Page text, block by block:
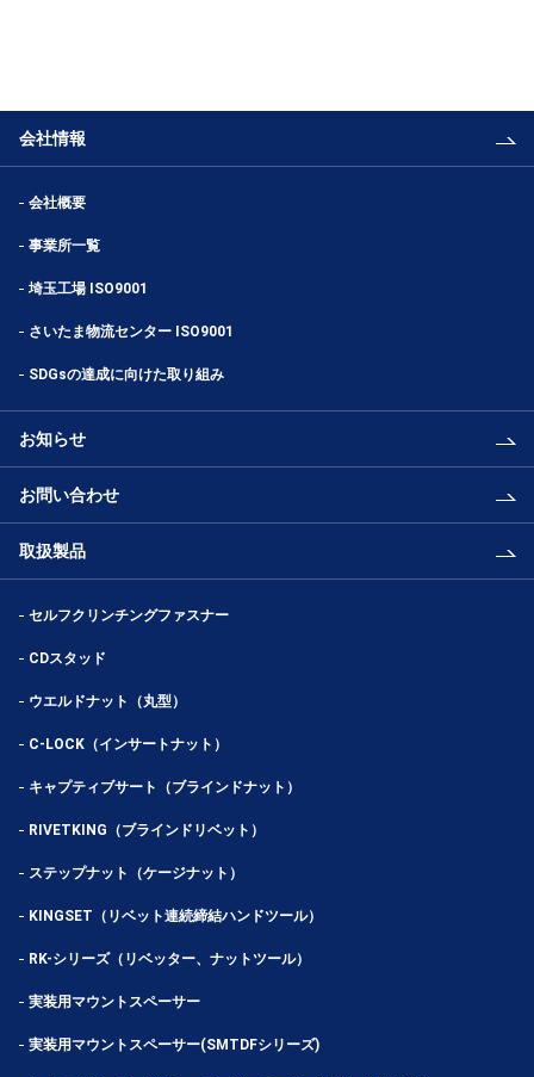
会社情報
会社概要
事業所一覧
埼玉工場 ISO9001
さいたま物流センター ISO9001
SDGsの達成に向けた取り組み
お知らせ
お問い合わせ
取扱製品
セルフクリンチングファスナー
CDスタッド
ウエルドナット（丸型）
C-LOCK（インサートナット）
キャプティブサート（ブラインドナット）
RIVETKING（ブラインドリベット）
ステップナット（ケージナット）
KINGSET（リベット連続締結ハンドツール）
RK-シリーズ（リベッター、ナットツール）
実装用マウントスペーサー
実装用マウントスペーサー(SMTDFシリーズ)